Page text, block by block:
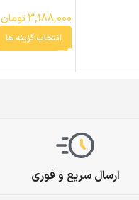
3,188,000تومان
انتخاب گزینه ها
ارسال سریع و فوری